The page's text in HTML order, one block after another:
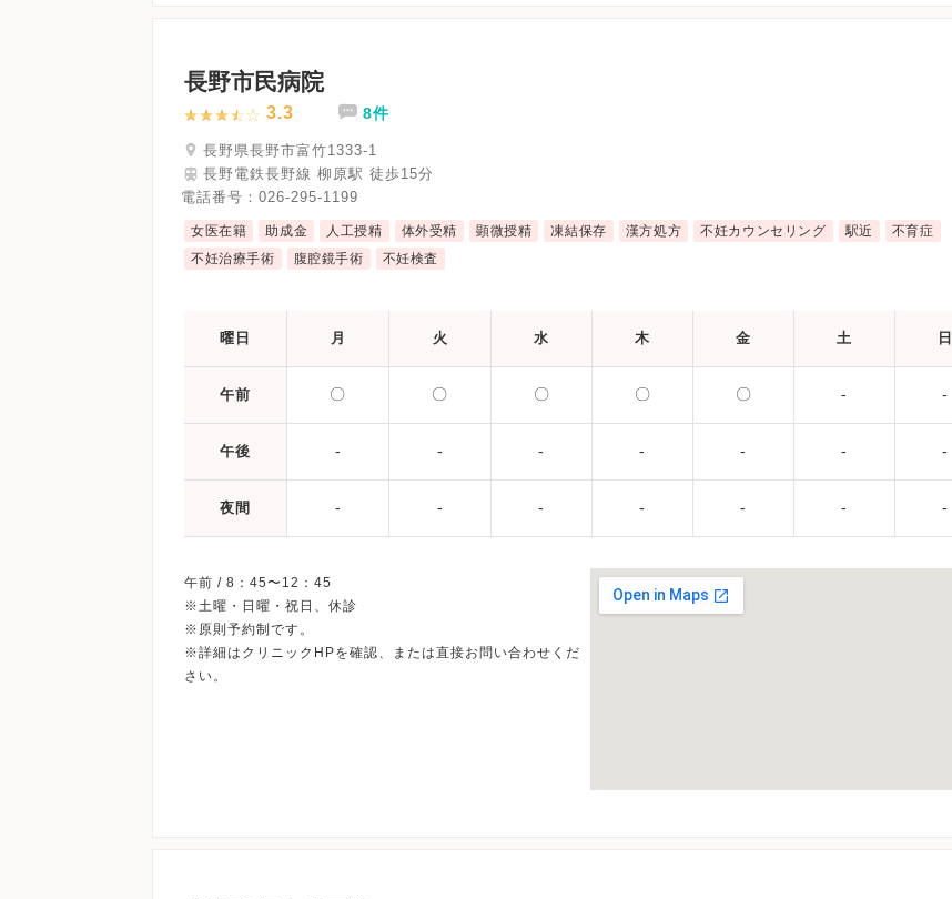
長野市民病院
3.3 8件
長野県長野市富竹1333-1
長野電鉄長野線 柳原駅 徒歩15分
電話番号： 026-295-1199
女医在籍 助成金 人工授精 体外受精 顕微授精 凍結保存 漢方処方 不妊カウンセリング 駅近
不育症
不妊治療手術
腹腔鏡手術 不妊検査
曜日 月 火 水 木 金 土 日
午前 〇 〇 〇 〇 〇 - -
午後 - - - - - - -
夜間 - - - - - - -
午前 / 8：45〜12：45
※土曜・日曜・祝日、休診
※原則予約制です。
※詳細はクリニックHPを確認、または直接お問い合わせくだ